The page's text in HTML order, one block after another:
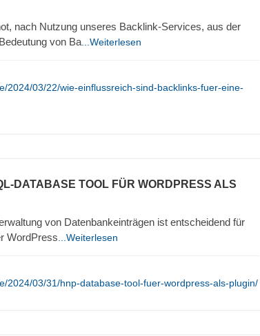
nach Nutzung unseres Backlink-Services, aus der
von Ba ...Weiterlesen
2024/03/22/wie-einflussreich-sind-backlinks-fuer-eine-
DATABASE TOOL FÜR WORDPRESS ALS
von Datenbankeinträgen ist entscheidend für
WordPress ...Weiterlesen
2024/03/31/hnp-database-tool-fuer-wordpress-als-plugin/